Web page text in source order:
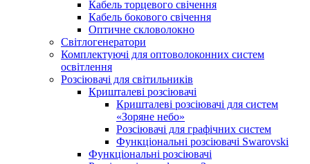
Кабель торцевого свічення
Кабель бокового свічення
Оптичне скловолокно
Світлогенератори
Комплектуючі для оптоволоконних систем
освітлення
Розсіювачі для світильників
Кришталеві розсіювачі
Кришталеві розсіювачі для систем
«Зоряне небо»
Розсіювачі для графічних систем
Функціональні розсіювачі Swarovski
Функціональні розсіювачі